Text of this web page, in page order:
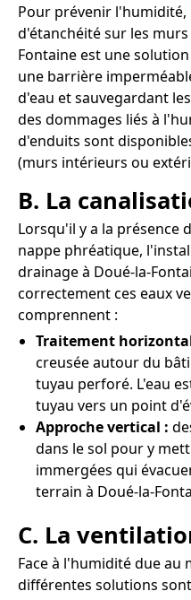
Pour prévenir
d'étanchéité sur les murs
Fontaine est une
une barrière
d'eau et sauvegardant
des dommages liés à
d'enduits sont
(murs intérieurs ou
B. La
Lorsqu'il y a la présence
nappe phréatique,
drainage à Doué-la-
correctement ces eaux
comprennent :
Traitement
creusée autour du
tuyau perforé. L'eau
tuyau vers un point
Approche vertical :
dans le sol pour y
immergées qui
terrain à Doué-la-
C. La
Face à l'humidité due
différentes solutions